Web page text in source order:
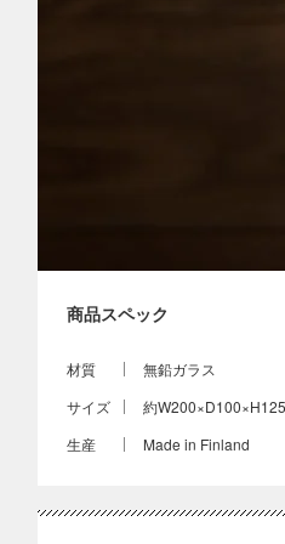
商品スペック
材質
無鉛ガラス
サイズ
約
生産
Made in Finland